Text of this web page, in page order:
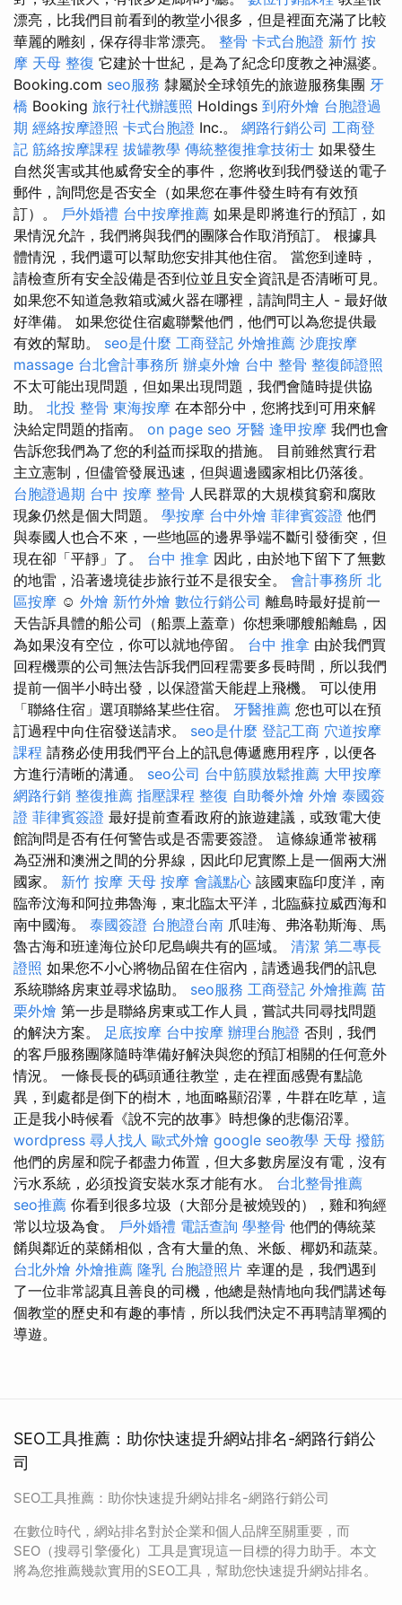
漂亮，比我們目前看到的教堂小很多，但是裡面充滿了比較
華麗的雕刻，保存得非常漂亮。 整骨 卡式台胞證 新竹 按
摩 天母 整復 它建於十世紀，是為了紀念印度教之神濕婆。
Booking.com seo服務 隸屬於全球領先的旅遊服務集團 牙
橋 Booking 旅行社代辦護照 Holdings 到府外燴 台胞證過
期 經絡按摩證照 卡式台胞證 Inc.。 網路行銷公司 工商登
記 筋絡按摩課程 拔罐教學 傳統整復推拿技術士 如果發生
自然災害或其他威脅安全的事件，您將收到我們發送的電子
郵件，詢問您是否安全（如果您在事件發生時有有效預
訂）。 戶外婚禮 台中按摩推薦 如果是即將進行的預訂，如
果情況允許，我們將與我們的團隊合作取消預訂。 根據具
體情況，我們還可以幫助您安排其他住宿。 當您到達時，
請檢查所有安全設備是否到位並且安全資訊是否清晰可見。
如果您不知道急救箱或滅火器在哪裡，請詢問主人 - 最好做
好準備。 如果您從住宿處聯繫他們，他們可以為您提供最
有效的幫助。 seo是什麼 工商登記 外燴推薦 沙鹿按摩
massage 台北會計事務所 辦桌外燴 台中 整骨 整復師證照
不太可能出現問題，但如果出現問題，我們會隨時提供協
助。 北投 整骨 東海按摩 在本部分中，您將找到可用來解
決給定問題的指南。 on page seo 牙醫 逢甲按摩 我們也會
告訴您我們為了您的利益而採取的措施。 目前雖然實行君
主立憲制，但儘管發展迅速，但與週邊國家相比仍落後。
台胞證過期 台中 按摩 整骨 人民群眾的大規模貧窮和腐敗
現象仍然是個大問題。 學按摩 台中外燴 菲律賓簽證 他們
與泰國人也合不來，一些地區的邊界爭端不斷引發衝突，但
現在卻「平靜」了。 台中 推拿 因此，由於地下留下了無數
的地雷，沿著邊境徒步旅行並不是很安全。 會計事務所 北
區按摩 ☺️ 外燴 新竹外燴 數位行銷公司 離島時最好提前一
天告訴具體的船公司（船票上蓋章）你想乘哪艘船離島，因
為如果沒有空位，你可以就地停留。 台中 推拿 由於我們買
回程機票的公司無法告訴我們回程需要多長時間，所以我們
提前一個半小時​​出發，以保證當天能趕上飛機。 可以使用
「聯絡住宿」選項聯絡某些住宿。 牙醫推薦 您也可以在預
訂過程中向住宿發送請求。 seo是什麼 登記工商 穴道按摩
課程 請務必使用我們平台上的訊息傳遞應用程序，以便各
方進行清晰的溝通。 seo公司 台中筋膜放鬆推薦 大甲按摩
網路行銷 整復推薦 指壓課程 整復 自助餐外燴 外燴 泰國簽
證 菲律賓簽證 最好提前查看政府的旅遊建議，或致電大使
館詢問是否有任何警告或是否需要簽證。 這條線通常被稱
為亞洲和澳洲之間的分界線，因此印尼實際上是一個兩大洲
國家。 新竹 按摩 天母 按摩 會議點心 該國東臨印度洋，南
臨帝汶海和阿拉弗魯海，東北臨太平洋，北臨蘇拉威西海和
南中國海。 泰國簽證 台胞證台南 爪哇海、弗洛勒斯海、馬
魯古海和班達海位於印尼島嶼共有的區域。 清潔 第二專長
證照 如果您不小心將物品留在住宿內，請透過我們的訊息
系統聯絡房東並尋求協助。 seo服務 工商登記 外燴推薦 苗
栗外燴 第一步是聯絡房東或工作人員，嘗試共同尋找問題
的解決方案。 足底按摩 台中按摩 辦理台胞證 否則，我們
的客戶服務團隊隨時準備好解決與您的預訂相關的任何意外
情況。 一條長長的碼頭通往教堂，走在裡面感覺有點詭
異，到處都是倒下的樹木，地面略顯沼澤，牛群在吃草，這
正是我小時候看《說不完的故事》時想像的悲傷沼澤。
wordpress 尋人找人 歐式外燴 google seo教學 天母 撥筋
他們的房屋和院子都盡力佈置，但大多數房屋沒有電，沒有
污水系統，必須投資安裝水泵才能有水。 台北整骨推薦
seo推薦 你看到很多垃圾（大部分是被燒毀的），雞和狗經
常以垃圾為食。 戶外婚禮 電話查詢 學整骨 他們的傳統菜
餚與鄰近的菜餚相似，含有大量的魚、米飯、椰奶和蔬菜。
台北外燴 外燴推薦 隆乳 台胞證照片 幸運的是，我們遇到
了一位非常認真且善良的司機，他總是熱情地向我們講述每
個教堂的歷史和有趣的事情，所以我們決定不再聘請單獨的
導遊。
SEO工具推薦：助你快速提升網站排名-網路行銷公
司
SEO工具推薦：助你快速提升網站排名-網路行銷公司
在數位時代，網站排名對於企業和個人品牌至關重要，而
SEO（搜尋引擎優化）工具是實現這一目標的得力助手。本文
將為您推薦幾款實用的SEO工具，幫助您快速提升網站排名。